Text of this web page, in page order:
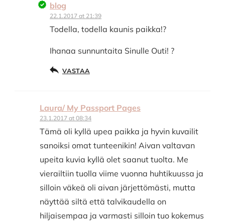
blog
22.1.2017 at 21:39
Todella, todella kaunis paikka!?
Ihanaa sunnuntaita Sinulle Outi! ?
VASTAA
Laura/ My Passport Pages
23.1.2017 at 08:34
Tämä oli kyllä upea paikka ja hyvin kuvailit
sanoiksi omat tunteenikin! Aivan valtavan
upeita kuvia kyllä olet saanut tuolta. Me
vierailtiin tuolla viime vuonna huhtikuussa ja
silloin väkeä oli aivan järjettömästi, mutta
näyttää siltä että talvikaudella on
hiljaisempaa ja varmasti silloin tuo kokemus